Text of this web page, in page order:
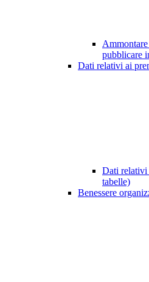
pubblicare
Dati relativi ai
Dati relativi
tabelle)
Benessere